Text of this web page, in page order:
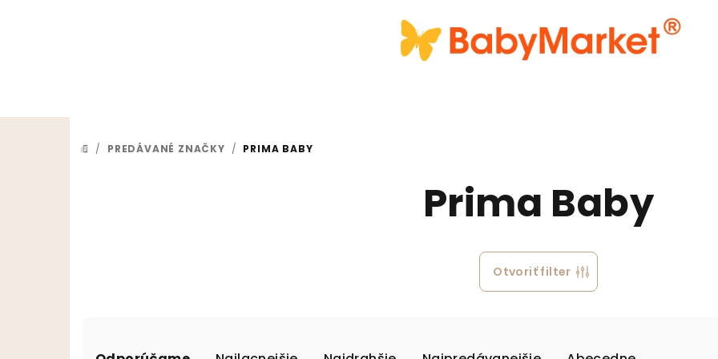
DOMOV
/ PREDÁVANÉ ZNAČKY / PRIMA BABY
Prima Baby
Otvoriť filter